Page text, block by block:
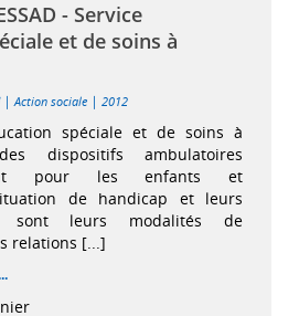
- Service
et de soins à
|Action sociale | 2012
spéciale et de soins à
dispositifs ambulatoires
pour les enfants et
de handicap et leurs
sont leurs modalités de
relations [...]